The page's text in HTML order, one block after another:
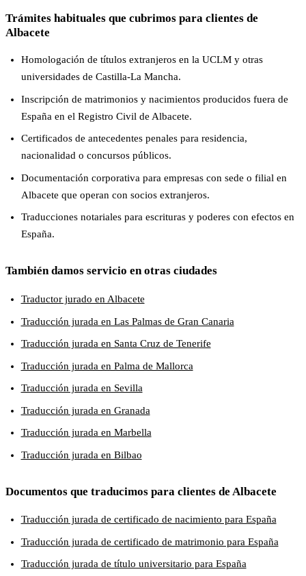
Trámites habituales que cubrimos para clientes de
Albacete
Homologación de títulos extranjeros en la UCLM y otras
universidades de Castilla-La Mancha.
Inscripción de matrimonios y nacimientos producidos fuera de
España en el Registro Civil de Albacete.
Certificados de antecedentes penales para residencia,
nacionalidad o concursos públicos.
Documentación corporativa para empresas con sede o filial en
Albacete que operan con socios extranjeros.
Traducciones notariales para escrituras y poderes con efectos en
España.
También damos servicio en otras ciudades
Traductor jurado en Albacete
Traducción jurada en Las Palmas de Gran Canaria
Traducción jurada en Santa Cruz de Tenerife
Traducción jurada en Palma de Mallorca
Traducción jurada en Sevilla
Traducción jurada en Granada
Traducción jurada en Marbella
Traducción jurada en Bilbao
Documentos que traducimos para clientes de Albacete
Traducción jurada de certificado de nacimiento para España
Traducción jurada de certificado de matrimonio para España
Traducción jurada de título universitario para España